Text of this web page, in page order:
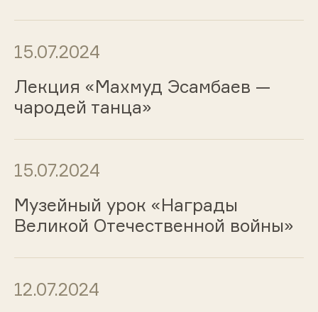
15.07.2024
Лекция «Махмуд Эсамбаев —
чародей танца»
15.07.2024
Музейный урок «Награды
Великой Отечественной войны»
12.07.2024